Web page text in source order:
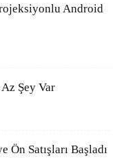
Android
Şey Var
Satışları Başladı